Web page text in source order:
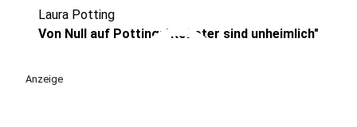
play_circle
Laura Potting
Von Null auf Potting: "Roboter sind unheimlich"
Anzeige